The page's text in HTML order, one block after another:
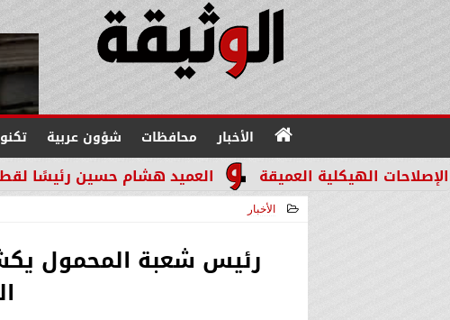
الأخبار محافظات شؤون عربية
العميد هشام حسين رئيسًا لقطاع مباحث العميقة
الأخبار
رئيس شعبة المحمول